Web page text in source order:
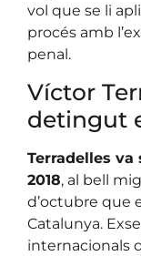
vol que se li
procés amb
penal.
Víctor
detingut
Terradelles
2018, al bell
d’octubre que
Catalunya.
internacionals